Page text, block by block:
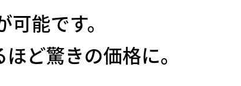
能です。
ど驚きの価格に。